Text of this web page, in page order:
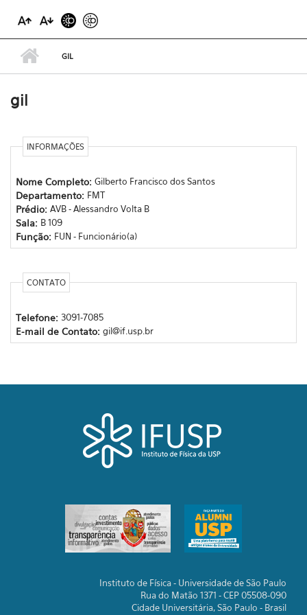
GIL
gil
INFORMAÇÕES
Nome Completo: Gilberto Francisco dos Santos
Departamento: FMT
Prédio: AVB - Alessandro Volta B
Sala: B 109
Função: FUN - Funcionário(a)
CONTATO
Telefone: 3091-7085
E-mail de Contato: gil@if.usp.br
Instituto de Física - Universidade de São Paulo
Rua do Matão 1371 - CEP 05508-090
Cidade Universitária, São Paulo - Brasil